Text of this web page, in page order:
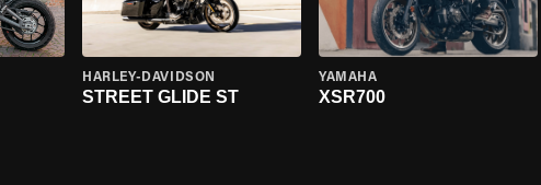
HARLEY-DAVIDSON
STREET GLIDE ST
YAMAHA
XSR700